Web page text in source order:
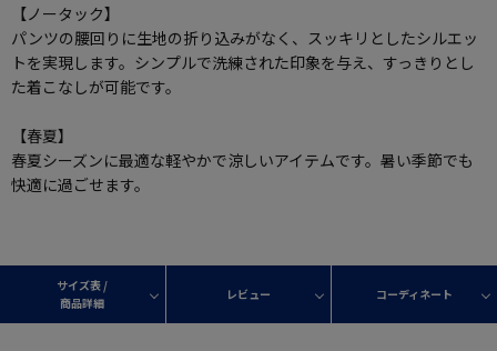
【ノータック】
パンツの腰回りに生地の折り込みがなく、スッキリとしたシルエッ
トを実現します。シンプルで洗練された印象を与え、すっきりとし
た着こなしが可能です。
【春夏】
春夏シーズンに最適な軽やかで涼しいアイテムです。暑い季節でも
快適に過ごせます。
サイズ表 /
商品詳細
レビュー コーディネート